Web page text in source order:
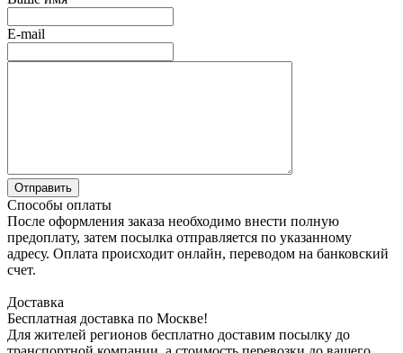
E-mail
Способы оплаты
После оформления заказа необходимо внести полную
предоплату, затем посылка отправляется по указанному
адресу. Оплата происходит онлайн, переводом на банковский
счет.
Доставка
Бесплатная доставка по Москве!
Для жителей регионов бесплатно доставим посылку до